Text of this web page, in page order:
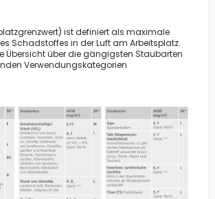
ist definiert als maximale
Schadstoffes in der Luft am Arbeitsplatz.
Übersicht über die gängigsten Staubarten
Verwendungskategorien